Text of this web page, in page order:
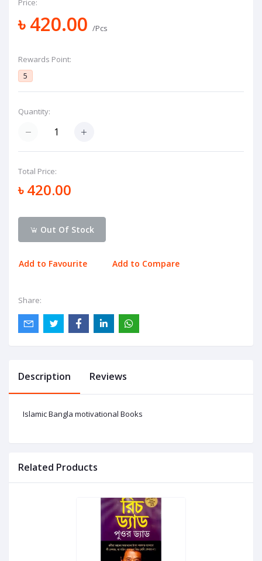
Price:
৳ 420.00 /Pcs
Rewards Point:
5
Quantity:
Total Price:
৳ 420.00
Out Of Stock
Add to Favourite Add to Compare
Share:
Description Reviews
Islamic Bangla motivational Books
Related Products